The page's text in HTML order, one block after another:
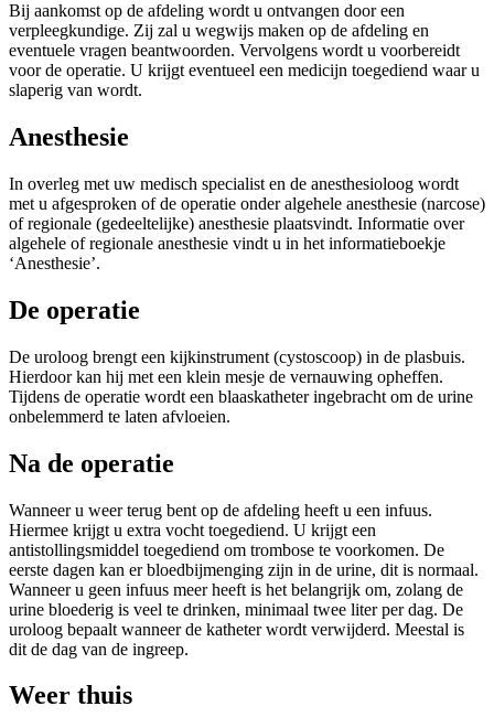
Bij aankomst op de afdeling wordt u ontvangen door een
verpleegkundige. Zij zal u wegwijs maken op de afdeling en
eventuele vragen beantwoorden. Vervolgens wordt u voorbereidt
voor de operatie. U krijgt eventueel een medicijn toegediend waar u
slaperig van wordt.
Anesthesie
In overleg met uw medisch specialist en de anesthesioloog wordt
met u afgesproken of de operatie onder algehele anesthesie (narcose)
of regionale (gedeeltelijke) anesthesie plaatsvindt. Informatie over
algehele of regionale anesthesie vindt u in het informatieboekje
‘Anesthesie’.
De operatie
De uroloog brengt een kijkinstrument (cystoscoop) in de plasbuis.
Hierdoor kan hij met een klein mesje de vernauwing opheffen.
Tijdens de operatie wordt een blaaskatheter ingebracht om de urine
onbelemmerd te laten afvloeien.
Na de operatie
Wanneer u weer terug bent op de afdeling heeft u een infuus.
Hiermee krijgt u extra vocht toegediend. U krijgt een
antistollingsmiddel toegediend om trombose te voorkomen. De
eerste dagen kan er bloedbijmenging zijn in de urine, dit is normaal.
Wanneer u geen infuus meer heeft is het belangrijk om, zolang de
urine bloederig is veel te drinken, minimaal twee liter per dag. De
uroloog bepaalt wanneer de katheter wordt verwijderd. Meestal is
dit de dag van de ingreep.
Weer thuis